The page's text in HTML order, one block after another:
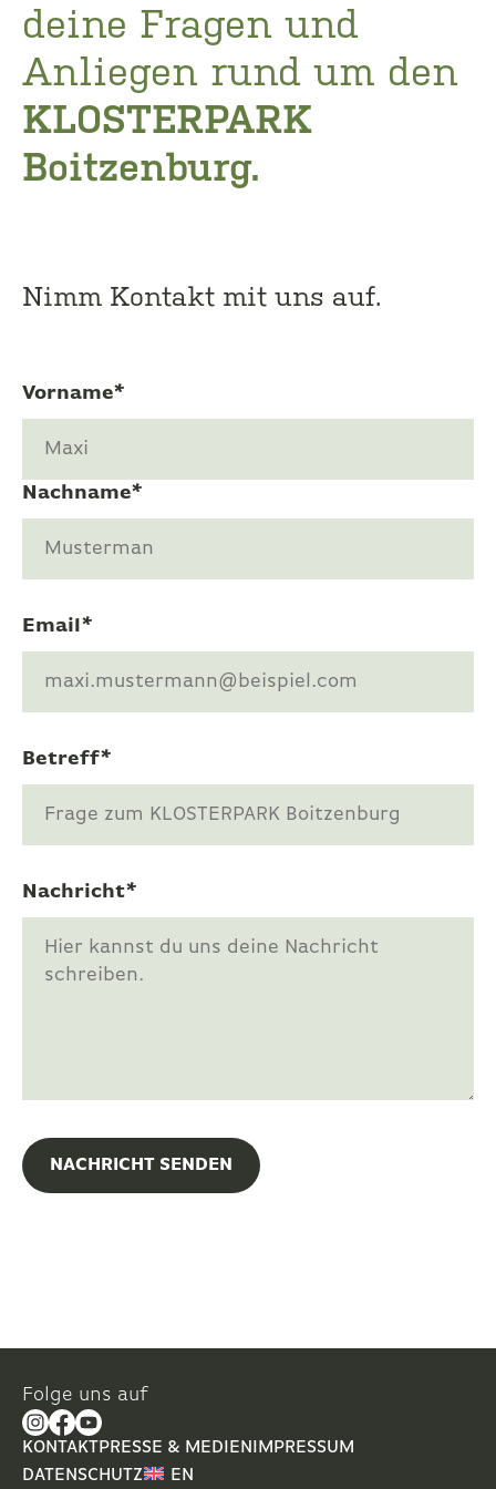
deine Fragen und
Anliegen rund um den
KLOSTERPARK
Boitzenburg.
Nimm Kontakt mit uns auf.
Vorname*
Nachname*
Email*
Betreff*
Nachricht*
NACHRICHT SENDEN
Folge uns auf
KONTAKTPRESSE & MEDIEN
IMPRESSUM
DATENSCHUTZ
EN